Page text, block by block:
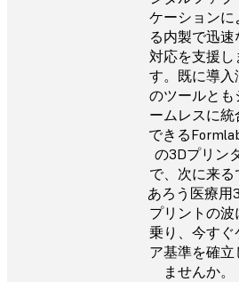
ケーションに
る内製で迅速
対応を支援し
す。既に導入
のツールとも
ームレスに統
できる
の3Dプリン
で、次に来る
あろう医療用
プリントの波
乗り、今すぐ
ア基準を確立
ませんか。